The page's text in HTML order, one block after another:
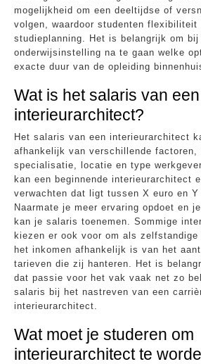
mogelijkheid om een deeltijdse of
volgen, waardoor studenten flexibiliteit
studieplanning. Het is belangrijk om
onderwijsinstelling na te gaan welke
exacte duur van de opleiding
Wat is het salaris van een
interieurarchitect?
Het salaris van een interieurarchitect
afhankelijk van verschillende factoren,
specialisatie, locatie en type
kan een beginnende interieurarchitect
verwachten dat ligt tussen X euro en Y
Naarmate je meer ervaring opdoet en
kan je salaris toenemen. Sommige
kiezen er ook voor om als zelfstandige
het inkomen afhankelijk is van het
tarieven die zij hanteren. Het is
dat passie voor het vak vaak net zo
salaris bij het nastreven van een
interieurarchitect.
Wat moet je studeren om
interieurarchitect te